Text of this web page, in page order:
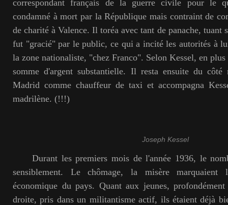
correspondant français de la guerre civile pour le
condamné à mort par la République mais contraint de
de charité à Valence. Il toréa avec tant de panache,
fut "gracié" par le public, ce qui a incité les autorités à
la zone nationaliste, "chez Franco". Selon Kessel, en
somme d'argent substantielle. Il resta ensuite du
Madrid comme chauffeur de taxi et accompagna
madrilène. (!!!)
Joseph Kessel
Durant les premiers mois de l'année 1936, le
sensiblement. Le chômage, la misère
économique du pays. Quant aux jeunes,
droite, pris dans un militantisme actif, ils étaient déjà